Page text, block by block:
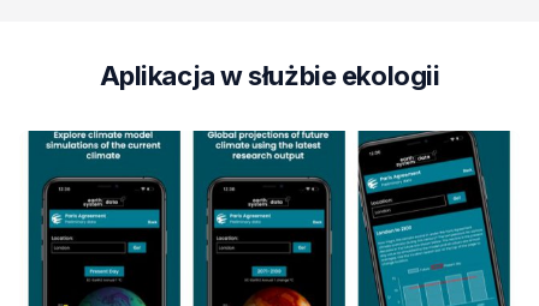
Aplikacja w służbie ekologii